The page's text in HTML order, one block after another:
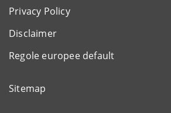
Privacy Policy
Disclaimer
Regole europee default
Sitemap